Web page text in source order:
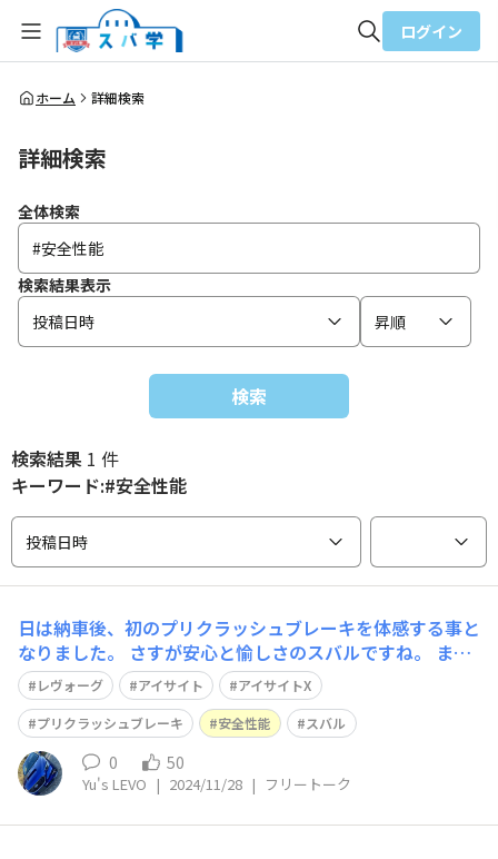
全体検索
ログイン
ホーム 詳細検索
詳細検索
全体検索
検索結果表示
投稿日時
昇順
検索
検索結果 1 件
キーワード:#安全性能
投稿日時
日は納車後、初のプリクラッシュブレーキを体感する事と
なりました。 さすが安心と愉しさのスバルですね。 ま
ぁ、、アクセル加減を完全に把握できていない自分の落ち
度でした💦 ですが！まぁ〜ちゃんと作動してくれまし
た。過信は禁物ですがその気持ちが改めてわかるなぁ、、
となりました笑
レヴォーグ アイサイト
アイサイトX
プリクラッシュブレーキ
安全性能 スバル
0 50
Yu's LEVO | 2024/11/28 | フリートーク